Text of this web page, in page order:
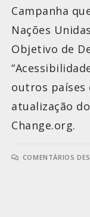
Campanha
Nações
Objetivo de
outros países
atualização
Change.org.
COMENTÁRIOS